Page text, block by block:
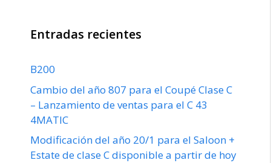
Entradas recientes
B200
Cambio del año 807 para el Coupé Clase C
– Lanzamiento de ventas para el C 43
4MATIC
Modificación del año 20/1 para el Saloon +
Estate de clase C disponible a partir de hoy